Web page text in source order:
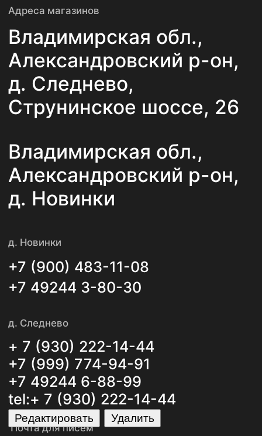
© 2025. Все права защищены.
ИНН 3311022193